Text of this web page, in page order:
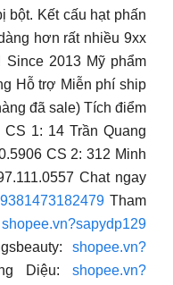
bột. Kết cấu hạt phấn
hơn rất nhiều 9xx
Since 2013 Mỹ phẩm
Hỗ trợ Miễn phí ship
đã sale) Tích điểm
1: 14 Trần Quang
CS 2: 312 Minh
Chat ngay
Tham
shopee.vn?sapydp129
shopee.vn?
Diệu: shopee.vn?